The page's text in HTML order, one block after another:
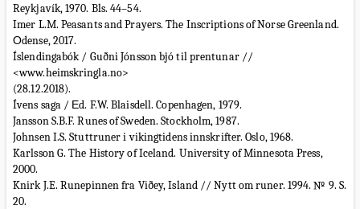
Reykjavík, 1970. Bls. 44–54.
Imer L.M. Peasants and Prayers. The Inscriptions of Norse Greenland.
Оdense, 2017.
Íslendingabók / Guðni Jónsson bjó til prentunar //
<www.heimskringla.no>
(28.12.2018).
Ívens saga / Еd. F.W. Blaisdell. Copenhagen, 1979.
Jansson S.B.F. Runes of Sweden. Stockholm, 1987.
Johnsen I.S. Stuttruner i vikingtidens innskrifter. Oslo, 1968.
Karlsson G. The History of Iceland. University of Minnesota Press,
2000.
Knirk J.E. Runepinnen fra Viðey, Island // Nytt om runer. 1994. № 9. S.
20.